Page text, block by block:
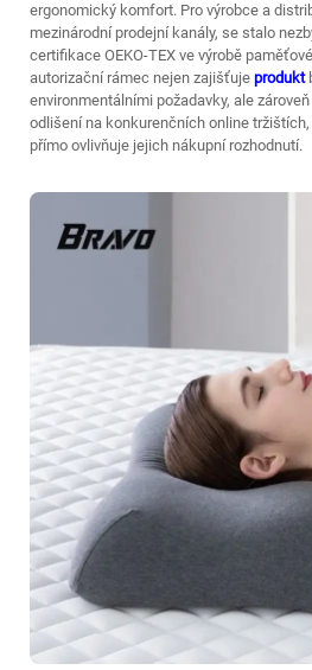
ergonomický komfort. Pro výrobce a
mezinárodní prodejní kanály, se stalo
certifikace OEKO-TEX ve výrobě
autorizační rámec nejen zajišťuje produkt
environmentálními požadavky, ale
odlišení na konkurenčních online
přímo ovlivňuje jejich nákupní rozhodnutí.